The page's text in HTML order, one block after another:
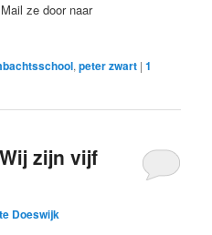
ze door naar
,peter zwart |1
zijn vijf
Doeswijk